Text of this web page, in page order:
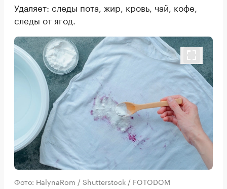
Удаляет: следы пота, жир, кровь, чай, кофе,
следы от ягод.
Фото: HalynaRom / Shutterstock / FOTODOM